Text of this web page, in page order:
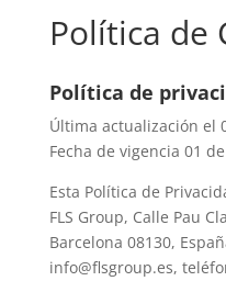
Política de
Política de
Última actualización el
Fecha de vigencia 01
Esta Política de
FLS Group, Calle Pau
Barcelona 08130,
info@flsgroup.es,